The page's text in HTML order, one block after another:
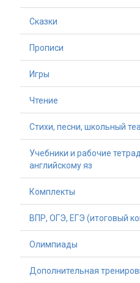
Сказки
Прописи
Игры
Чтение
Стихи, песни, школьный
Учебники и рабочие
английскому яз
Комплекты
ВПР, ОГЭ, ЕГЭ (итоговый
Олимпиады
Дополнительная